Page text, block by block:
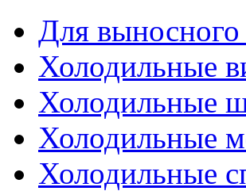
Для
Холодильные
Холодильные
Холодильные
Холодильные